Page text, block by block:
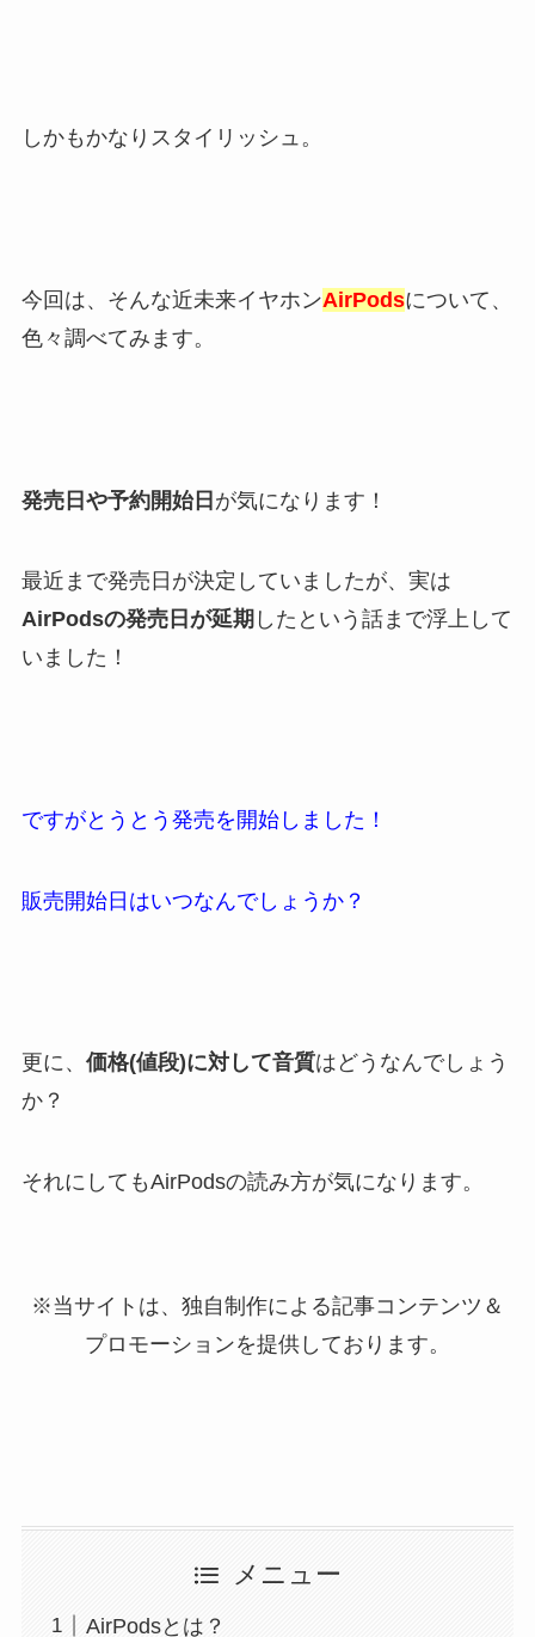
しかもかなりスタイリッシュ。
今回は、そんな近未来イヤホンAirPodsについて、
色々調べてみます。
発売日や予約開始日 が気になります！
最近まで発売日が決定していましたが、実は
AirPodsの発売日が延期 したという話まで浮上して
いました！
ですがとうとう発売を開始しました！
販売開始日はいつなんでしょうか？
更に、 価格(値段)に対して音質はどうなんでしょう
か？
それにしてもAirPodsの読み方が気になります。
※当サイトは、独自制作による記事コンテンツ＆
プロモーションを提供しております。
メニュー
AirPodsとは？